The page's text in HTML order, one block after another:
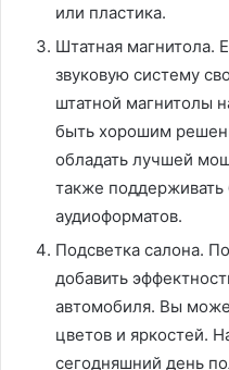
или пластика.
Штатная магнитола.
звуковую систему
штатной магнитолы
быть хорошим
обладать лучшей
также
аудиоформатов.
Подсветка салона.
добавить
автомобиля. Вы
цветов и яркостей.
сегодняшний день